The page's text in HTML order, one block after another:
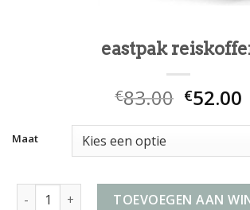
eastpak
€83.00 €52.00
Maat
eastpak reiskoffer aantalTOEVOEGEN AAN